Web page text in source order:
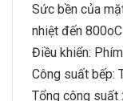
Sức bền của
nhiệt đến 800oC
Điều khiển:
Công suất bếp:
Tổng công suất